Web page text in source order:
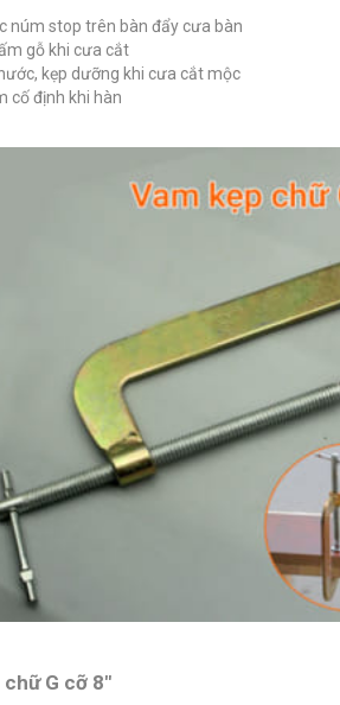
núm stop trên bàn đẩy cưa bàn
gỗ khi cưa cắt
kẹp dưỡng khi cưa cắt mộc
cố định khi hàn
G cỡ 8″